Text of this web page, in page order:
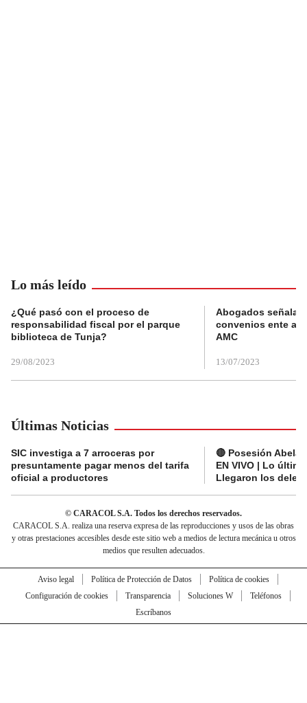
Lo más leído
¿Qué pasó con el proceso de
responsabilidad fiscal por el parque
biblioteca de Tunja?
29/08/2023
Abogados
convenios ente
AMC
13/07/2023
Últimas Noticias
SIC investiga a 7 arroceras por
presuntamente pagar menos del tarifa
oficial a productores
🔴 Posesión
EN VIVO | Lo
Llegaron los
© CARACOL S.A. Todos los derechos reservados.
CARACOL S.A. realiza una reserva expresa de las reproducciones y usos de las obras
y otras prestaciones accesibles desde este sitio web a medios de lectura mecánica u otros
medios que resulten adecuados.
Aviso legal Política de Protección de Datos
Política de cookies
Configuración de cookies
Transparencia Soluciones W
Teléfonos
Escríbanos